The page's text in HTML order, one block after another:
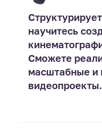
научитесь
Сможете
масштабные и
видеопроекты.